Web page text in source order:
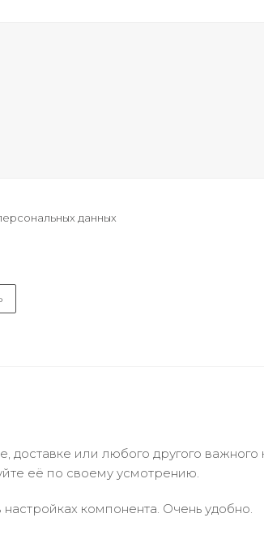
данных
или любого другого
её по своему усмотрению.
компонента. Очень удобно.